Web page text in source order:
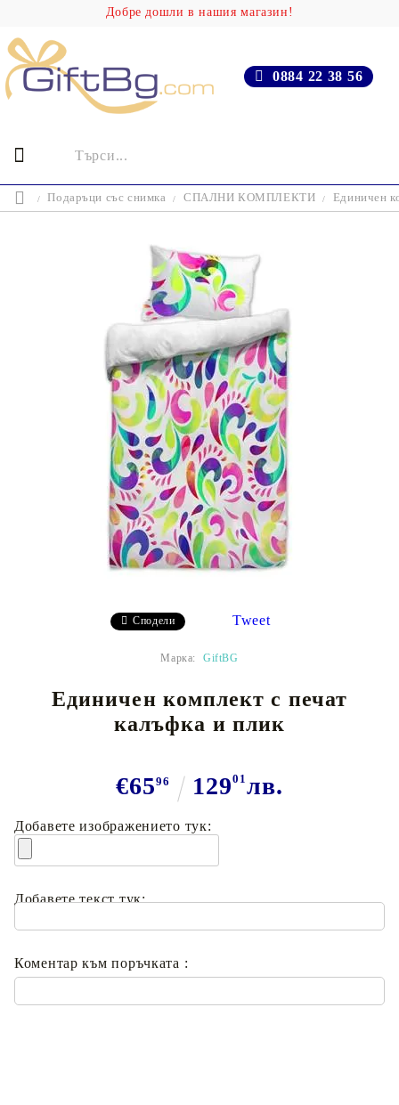
Добре дошли в нашия магазин!
0884 22 38 56
Подаръци със снимка СПАЛНИ КОМПЛЕКТИ Единичен
Сподели Tweet
Марка: GiftBG
Единичен комплект с печат
калъфка и плик
€6596 12901 лв.
Добавете изображението тук:
Добавете текст тук:
Коментар към поръчката :